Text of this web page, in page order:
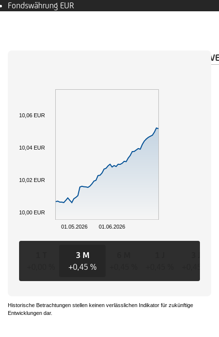
Fondswährung EUR
01.05.2026 01.06.2026
10,00 EUR
10,02 EUR
10,04 EUR
10,06 EUR
3 M
+0,45 %
Historische Betrachtungen stellen keinen verlässlichen Indikator für zukünftige
Entwicklungen dar.